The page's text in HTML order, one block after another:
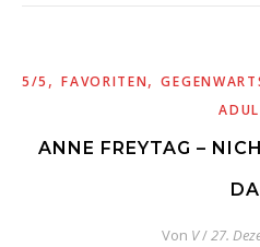
5/5 ,FAVORITEN,
ANNE FREYTAG –
DA
Von V/27.